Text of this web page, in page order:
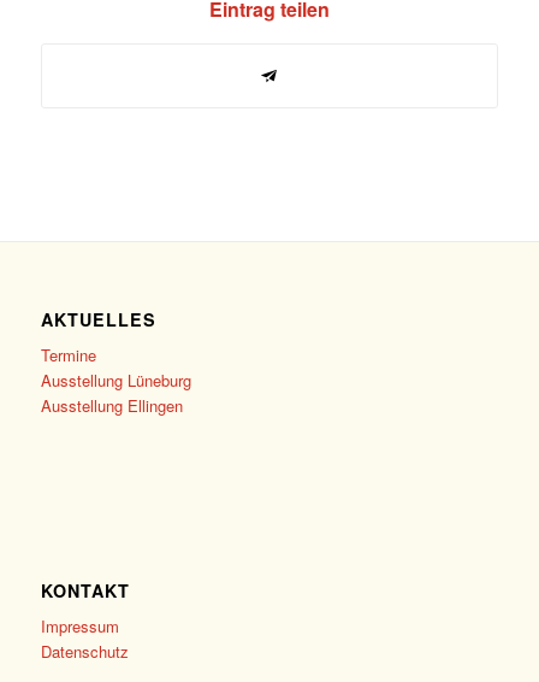
Eintrag teilen
AKTUELLES
Termine
Ausstellung Lüneburg
Ausstellung Ellingen
KONTAKT
Impressum
Datenschutz